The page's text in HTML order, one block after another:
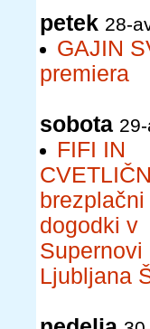
petek 28-
GAJIN
premiera
sobota
FIFI IN
dogodki v
Supernovi
Ljubljana